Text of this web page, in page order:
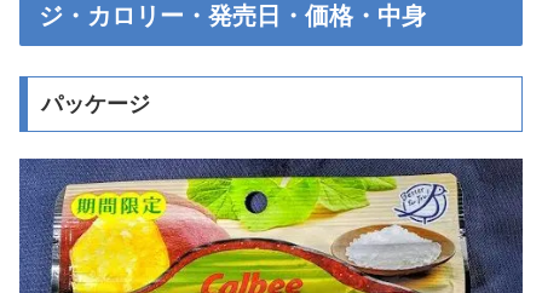
ジ・カロリー・発売日・価格・中身
パッケージ